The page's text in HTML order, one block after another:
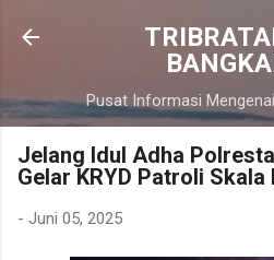
Langsung ke
Pusat Informasi
Jelang Idul Adha
Gelar KRYD Patroli Skala
- Juni 05, 2025